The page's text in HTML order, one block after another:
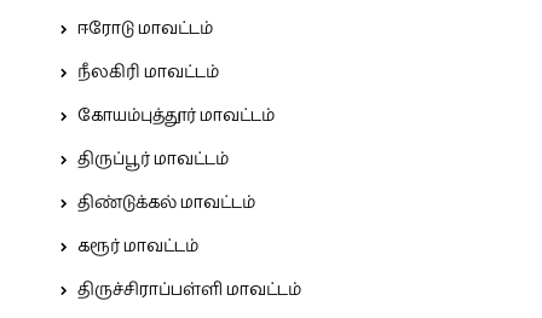
ஈரோடு மாவட்டம்
நீலகிரி மாவட்டம்
கோயம்புத்தூர் மாவட்டம்
திருப்பூர் மாவட்டம்
திண்டுக்கல் மாவட்டம்
கரூர் மாவட்டம்
திருச்சிராப்பள்ளி மாவட்டம்